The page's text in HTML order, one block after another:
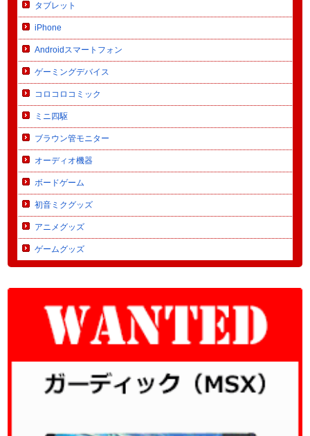
タブレット
iPhone
Androidスマートフォン
ゲーミングデバイス
コロコロコミック
ミニ四駆
ブラウン管モニター
オーディオ機器
ボードゲーム
初音ミクグッズ
アニメグッズ
ゲームグッズ